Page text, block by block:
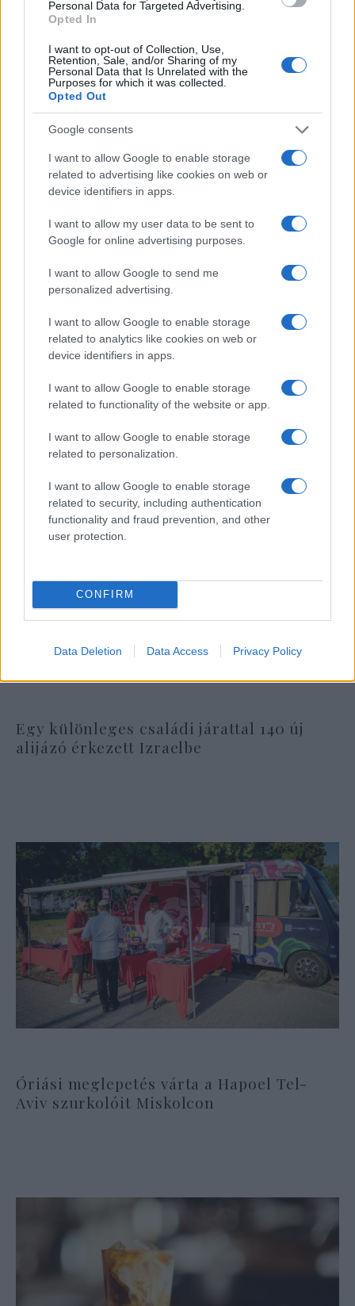
Personal Data for Targeted Advertising.
Opted In
I want to opt-out of Collection, Use,
Retention, Sale, and/or Sharing of my
Personal Data that Is Unrelated with the
Purposes for which it was collected.
Opted Out
Google consents
I want to allow Google to enable storage
related to advertising like cookies on web or
device identifiers in apps.
I want to allow my user data to be sent to
Google for online advertising purposes.
I want to allow Google to send me
personalized advertising.
I want to allow Google to enable storage
related to analytics like cookies on web or
device identifiers in apps.
I want to allow Google to enable storage
related to functionality of the website or app.
I want to allow Google to enable storage
related to personalization.
I want to allow Google to enable storage
related to security, including authentication
functionality and fraud prevention, and other
user protection.
CONFIRM
Data Deletion Data Access Privacy Policy
„[Ocasio-Cortez bejegyzése]
lekicsinyli mind 9/11, mind pedig
a holokauszt áldozatait”.
Mint azt lapunk is megírta, Ilhan Omart az
utóbbi hónapokban számos támadás érte
antiszemita és Izrael-ellenes megjegyzései
miatt.
foglalkozunk annyit Ilhan Omárral
Egy különleges családi járattal 140 új
alijázó érkezett Izraelbe
Óriási meglepetés várta a Hapoel Tel-
Aviv szurkolóit Miskolcon